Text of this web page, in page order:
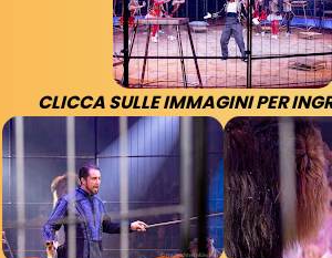
CLICCA SULLE IMMAGINI PER